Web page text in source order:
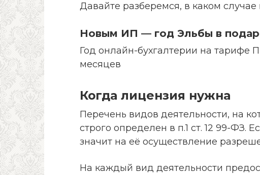
Давайте разберемся, в каком
Новым ИП — год Эльбы в
Год онлайн-бухгалтерии на
месяцев
Когда лицензия нужна
Перечень видов деятельности, на
строго определен в п.1 ст. 12 99-ФЗ.
значит на её осуществление
На каждый вид деятельности